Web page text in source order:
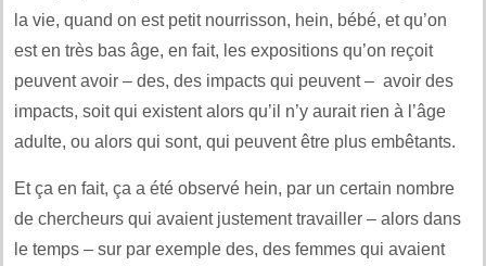
la vie, quand on est petit nourrisson, hein, bébé, et qu’on
est en très bas âge, en fait, les expositions qu’on reçoit
peuvent avoir – des, des impacts qui peuvent – avoir des
impacts, soit qui existent alors qu’il n’y aurait rien à l’âge
adulte, ou alors qui sont, qui peuvent être plus embêtants.
Et ça en fait, ça a été observé hein, par un certain nombre
de chercheurs qui avaient justement travailler – alors dans
le temps – sur par exemple des, des femmes qui avaient